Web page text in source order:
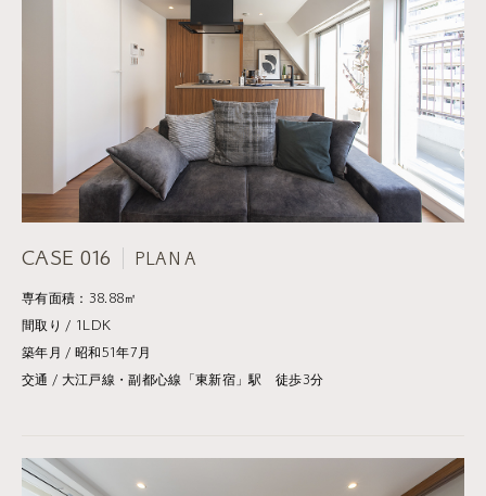
CASE 016 PLAN A
専有面積：38.88㎡
間取り / 1LDK
築年月 / 昭和51年7月
交通 / 大江戸線・副都心線「東新宿」駅 徒歩3分